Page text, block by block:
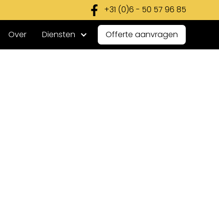
+31 (0)6 - 50 57 96 85
Over Diensten Offerte aanvragen